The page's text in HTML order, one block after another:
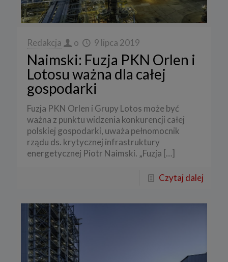
Redakcja o 9 lipca 2019
Naimski: Fuzja PKN Orlen i
Lotosu ważna dla całej
gospodarki
Fuzja PKN Orlen i Grupy Lotos może być
ważna z punktu widzenia konkurencji całej
polskiej gospodarki, uważa pełnomocnik
rządu ds. krytycznej infrastruktury
energetycznej Piotr Naimski. „Fuzja […]
Czytaj dalej